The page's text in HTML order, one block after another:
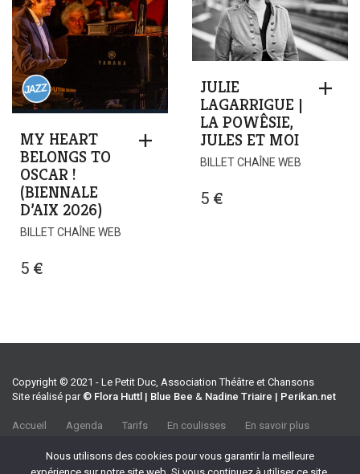
MY HEART
BELONGS TO
OSCAR !
(BIENNALE
D’AIX 2026)
BILLET CHAÎNE WEB
5 €
JULIE
LAGARRIGUE |
LA POWÊSIE,
JULES ET MOI
BILLET CHAÎNE WEB
5 €
Copyright © 2021 - Le Petit Duc, Association Théâtre et Chansons
Site réalisé par © Flora Huttl | Blue Bee & Nadine Triaire | Perikan.net
Accueil Agenda Tarifs En coulisses
En savoir plus
Association Théâtre et Chansons
35 rue Emile Tavan, 13100 Aix-en-Provence
Nous utilisons des cookies pour vous garantir la meilleure